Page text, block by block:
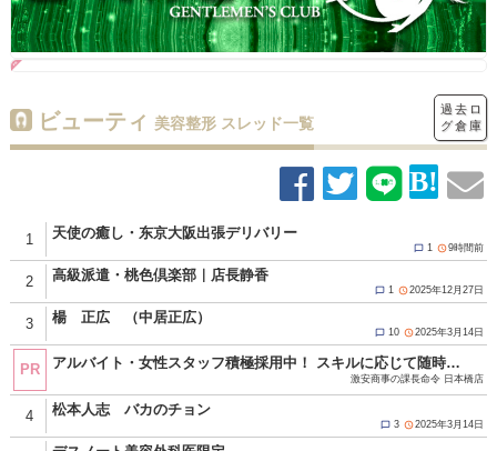
ビューティ 美容整形 スレッド一覧
過去ロ
グ倉庫
1 天使の癒し・东京大阪出張デリバリー
 1 9時間前
2 高級派遣・桃色倶楽部｜店長静香
 1 2025年12月27日
3 楊 正広 （中居正広）
 10 2025年3月14日
PR アルバイト・女性スタッフ積極採用中！ スキルに応じて随時昇給！ 努力と頑張りが必ず反映されます！ 仕事内容は店舗運営、企画、経営に携わる全般の業務！ 難しく考える必要はありません！ ☆当グループは違法な客引き、キャッチ行為、一切ありません。 お休みは週休2日可能！もちろん大型連休も★ 《GW・年末年始・連休取得可能／有給休暇あり(要相談)》 現在女性スタッフの募集を強化中！ 以前キャストとして働いていた方や 現在働いていてそろそろ安定した収入が欲しい方 キャストとして働いていた経験を活かして 今度はスタッフとして働いてみませんか？ もちろん全くの業界未経験の方も大歓迎です♪ ★★応募方法★★ ▼ご応募、お問い合わせの際は「夜遊びを見た」とお伝えください▼ 面接は求人担当の管理店舗である十三店で行います。 身分証明書、履歴書のご用意をお願いします。 ・TEL：080-4392-0931 ・MAIL：sharaku_nihonbashi@icloud.com ・LINE ID：sharaku-nihonbashi ※求人担当者まで ■受付時間10：00～24：00 http://www.g-mensrecruit.com/(Ｇ＆Ｔグループ オフィシャル男子求人) 店舗・受付女性スタッフ積極採用中！！
激安商事の課長命令 日本橋店
4 松本人志 バカのチョン
 3 2025年3月14日